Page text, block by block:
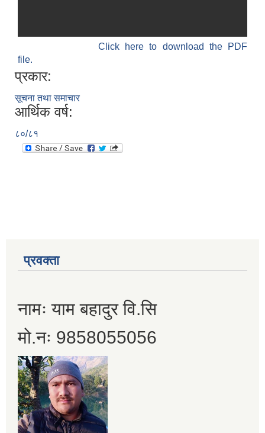
Click here to download the PDF
file.
प्रकार:
सूचना तथा समाचार
आर्थिक वर्ष:
८०/८१
प्रवक्ता
नामः याम बहादुर वि.सि
मो.नः 9858055056